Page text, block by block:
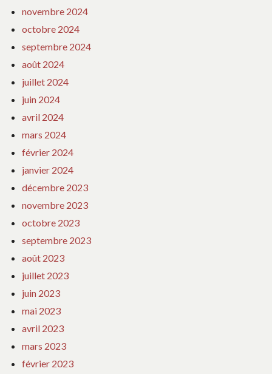
novembre 2024
octobre 2024
septembre 2024
août 2024
juillet 2024
juin 2024
avril 2024
mars 2024
février 2024
janvier 2024
décembre 2023
novembre 2023
octobre 2023
septembre 2023
août 2023
juillet 2023
juin 2023
mai 2023
avril 2023
mars 2023
février 2023